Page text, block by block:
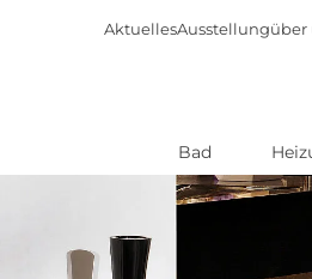
AktuellesAusstellungüber
Bad